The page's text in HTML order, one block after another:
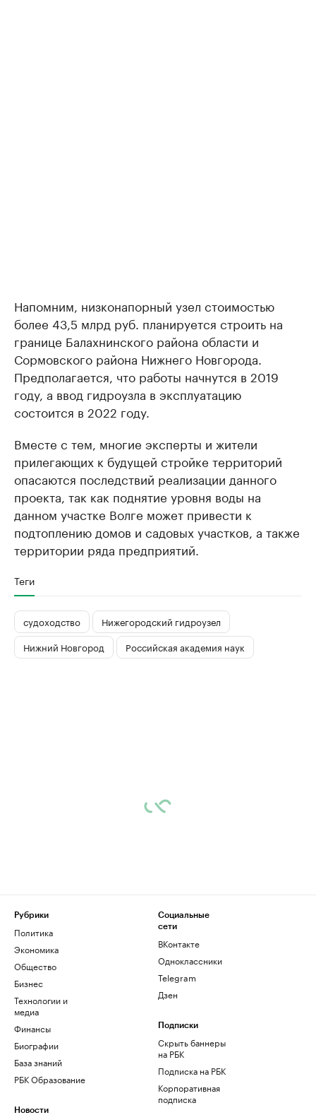
Напомним, низконапорный узел стоимостью
более 43,5 млрд руб. планируется строить на
границе Балахнинского района области и
Сормовского района Нижнего Новгорода.
Предполагается, что работы начнутся в 2019
году, а ввод гидроузла в эксплуатацию
состоится в 2022 году.
Вместе с тем, многие эксперты и жители
прилегающих к будущей стройке территорий
опасаются последствий реализации данного
проекта, так как поднятие уровня воды на
данном участке Волге может привести к
подтоплению домов и садовых участков, а также
территории ряда предприятий.
Теги
судоходство
Нижегородский гидроузел
Нижний Новгород
Российская академия наук
Рубрики
Политика
Экономика
Общество
Бизнес
Технологии и
медиа
Финансы
Биографии
База знаний
РБК Образование
Новости
Социальные
сети
ВКонтакте
Одноклассники
Telegram
Дзен
Подписки
Скрыть баннеры
на РБК
Подписка на РБК
Корпоративная
подписка